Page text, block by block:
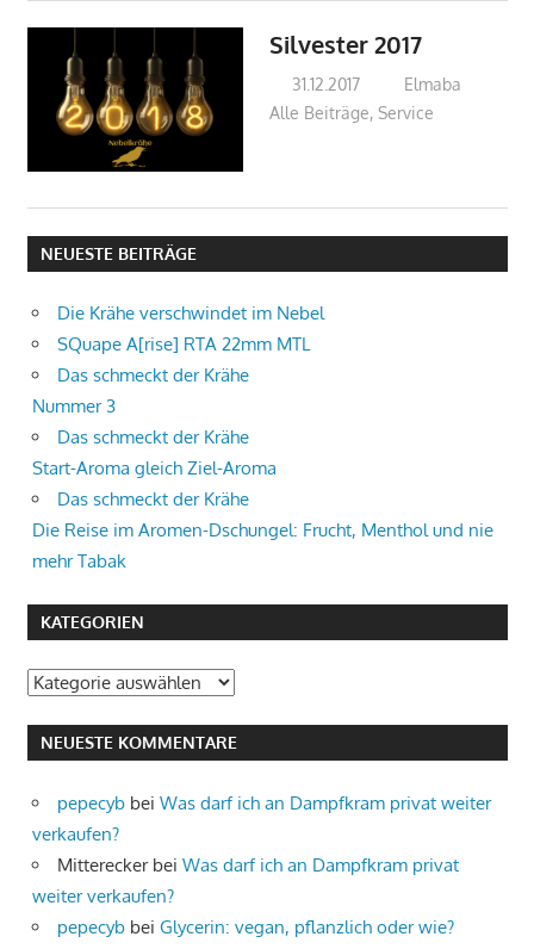
Silvester 2017
31.12.2017
Elmaba
Alle Beiträge,Service
NEUESTE BEITRÄGE
Die Krähe verschwindet im Nebel
SQuape A[rise] RTA 22mm MTL
Das schmeckt der Krähe
Nummer 3
Das schmeckt der Krähe
Start-Aroma gleich Ziel-Aroma
Das schmeckt der Krähe
Die Reise im Aromen-Dschungel: Frucht, Menthol und nie
mehr Tabak
KATEGORIEN
Kategorien
NEUESTE KOMMENTARE
pepecyb bei Was darf ich an Dampfkram privat weiter
verkaufen?
Mittereckerbei Was darf ich an Dampfkram privat
weiter verkaufen?
pepecyb bei Glycerin: vegan, pflanzlich oder wie?